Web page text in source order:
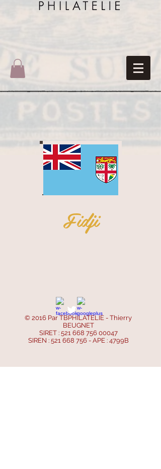
Fidji
© 2016 Par TBPHILATELIE - Thierry
BEUGNET
SIRET : 521 668 756 00047
SIREN : 521 668 756- APE : 4799B